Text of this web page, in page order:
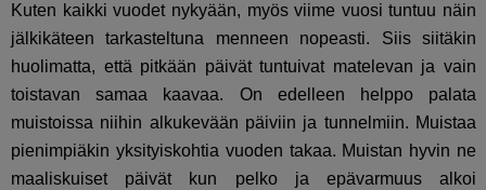
Kuten kaikki vuodet nykyään, myös viime vuosi tuntuu näin
jälkikäteen tarkasteltuna menneen nopeasti. Siis siitäkin
huolimatta, että pitkään päivät tuntuivat matelevan ja vain
toistavan samaa kaavaa. On edelleen helppo palata
muistoissa niihin alkukevään päiviin ja tunnelmiin. Muistaa
pienimpiäkin yksityiskohtia vuoden takaa. Muistan hyvin ne
maaliskuiset päivät kun pelko ja epävarmuus alkoi